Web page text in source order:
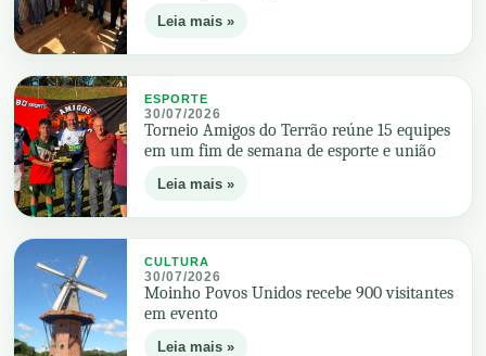
Leia mais »
ESPORTE
30/07/2026
Torneio Amigos do Terrão reúne 15 equipes
em um fim de semana de esporte e união
Leia mais »
CULTURA
30/07/2026
Moinho Povos Unidos recebe 900 visitantes
em evento
Leia mais »